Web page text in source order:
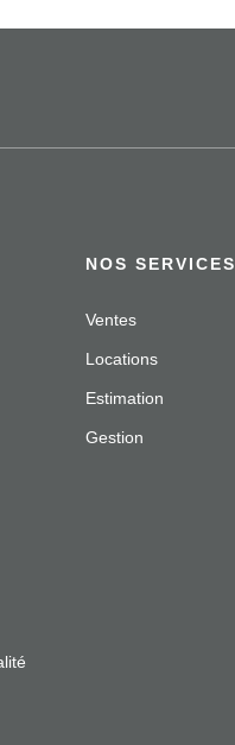
NOS SERVICES
Ventes
Locations
Estimation
Gestion